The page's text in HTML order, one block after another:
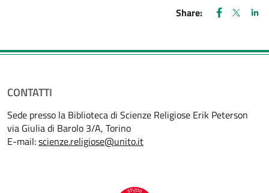
Share:
FACEBOOK
(apre una
X
(apre
CONTATTI
Sede presso la Biblioteca di Scienze Religiose Erik Peterson
via Giulia di Barolo 3/A, Torino
E-mail:scienze.religiose@unito.it